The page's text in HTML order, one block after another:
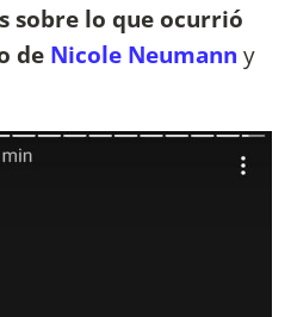
sobre lo que ocurrió
de Nicole Neumann y